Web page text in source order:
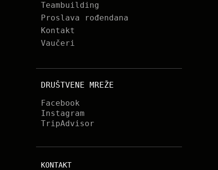
Teambuilding
Proslava rođendana
Kontakt
Vaučeri
DRUŠTVENE MREŽE
Facebook
Instagram
TripAdvisor
KONTAKT